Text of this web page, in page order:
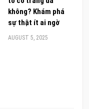
không? Khám phá
sự thật ít ai ngờ
AUGUST 5, 2025